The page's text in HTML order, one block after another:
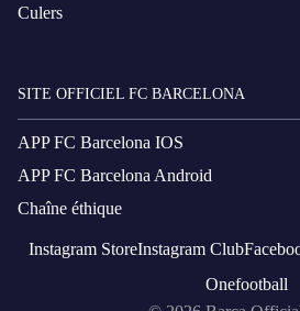
Culers
SITE OFFICIEL FC BARCELONA
APP FC Barcelona IOS
APP FC Barcelona Android
Chaîne éthique
Instagram StoreInstagram Club
Onefootball